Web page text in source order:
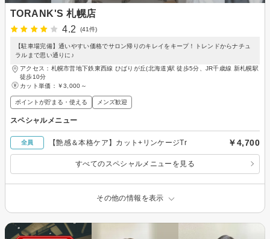
TORANK'S 札幌店
4.2
(41件)
【駐車場完備】通いやすい価格でサロン帰りのキレイをキープ！トレンドからナチュ
ラルまで思い通りに♪
アクセス：札幌市営地下鉄東西線 ひばりが丘(北海道)駅 徒歩5分、JR千歳線 新札幌駅
徒歩10分
カット単価： ￥3,000～
ポイントが貯まる・使える メンズ歓迎
スペシャルメニュー
全員 【艶感＆本格ケア】カット+リンケージTr ￥4,700
すべてのスペシャルメニューを見る
その他の情報を表示